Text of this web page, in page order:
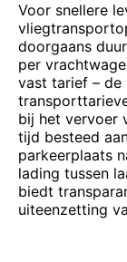
Voor snellere
doorgaans
per
vast tarief – de
bij het vervoer
tijd besteed
parkeerplaats
lading tussen
biedt
uiteenzetting